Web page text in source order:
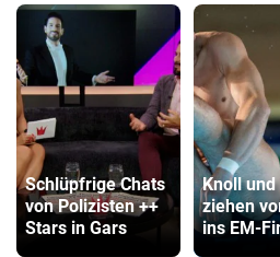
Schlüpfrige Chats
von Polizisten ++
Stars in Gars
Knoll
ziehen
ins EM-